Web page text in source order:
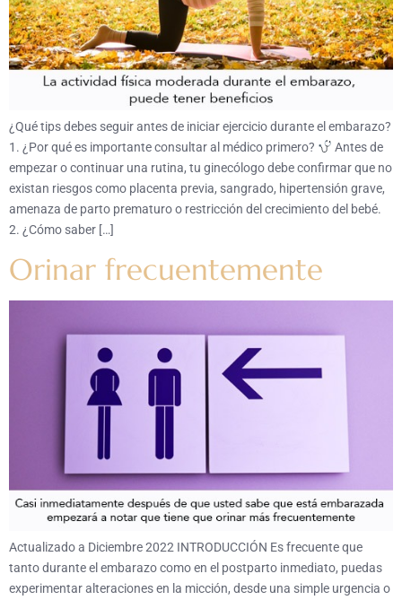
¿Qué tips debes seguir antes de iniciar ejercicio durante el embarazo?
1. ¿Por qué es importante consultar al médico primero?
Antes de
empezar o continuar una rutina, tu ginecólogo debe confirmar que no
existan riesgos como placenta previa, sangrado, hipertensión grave,
amenaza de parto prematuro o restricción del crecimiento del bebé.
2. ¿Cómo saber […]
Orinar frecuentemente
Actualizado a Diciembre 2022 INTRODUCCIÓN Es frecuente que
tanto durante el embarazo como en el postparto inmediato, puedas
experimentar alteraciones en la micción, desde una simple urgencia o